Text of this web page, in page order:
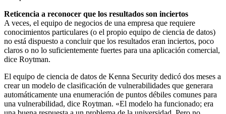
Reticencia a reconocer que los resultados son inciertos
A veces, el equipo de negocios de una empresa que requiere
conocimientos particulares (o el propio equipo de ciencia de datos)
no está dispuesto a concluir que los resultados eran inciertos, poco
claros o no lo suficientemente fuertes para una aplicación comercial,
dice Roytman.
El equipo de ciencia de datos de Kenna Security dedicó dos meses a
crear un modelo de clasificación de vulnerabilidades que generara
automáticamente una enumeración de puntos débiles comunes para
una vulnerabilidad, dice Roytman. «El modelo ha funcionado; era